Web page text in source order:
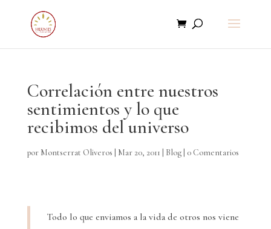
Correlación entre nuestros
sentimientos y lo que
recibimos del universo
por Montserrat Oliveros Mar 20, 2011 Blog| 0 Comentarios
Todo lo que enviamos a la vida de otros nos viene